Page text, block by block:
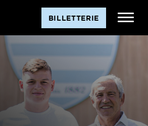
BILLETTERIE